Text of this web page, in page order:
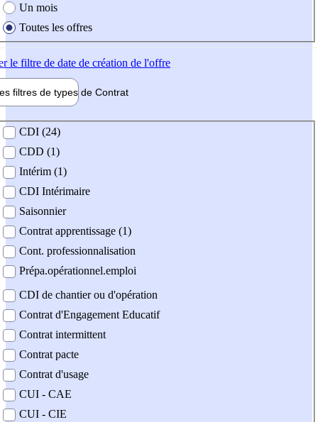
Un mois
Toutes les offres
le filtre de date de création de l'offre
filtres de types de Contrat
contrat
CDI (24)
CDD (1)
Intérim (1)
CDI Intérimaire
Saisonnier
Contrat apprentissage (1)
Cont. professionnalisation
Prépa.opérationnel.emploi
CDI de chantier ou d'opération
Contrat d'Engagement Educatif
Contrat intermittent
Contrat pacte
Contrat d'usage
CUI - CAE
CUI - CIE